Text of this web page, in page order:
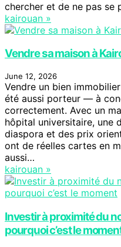
chercher et de ne pas se
kairouan »
Vendre sa maison à
June 12, 2026
Vendre un bien
été aussi porteur — à
correctement. Avec un
hôpital universitaire, une
diaspora et des prix
ont de réelles cartes en
aussi…
kairouan »
Investir à proximité du
pourquoi c’est le